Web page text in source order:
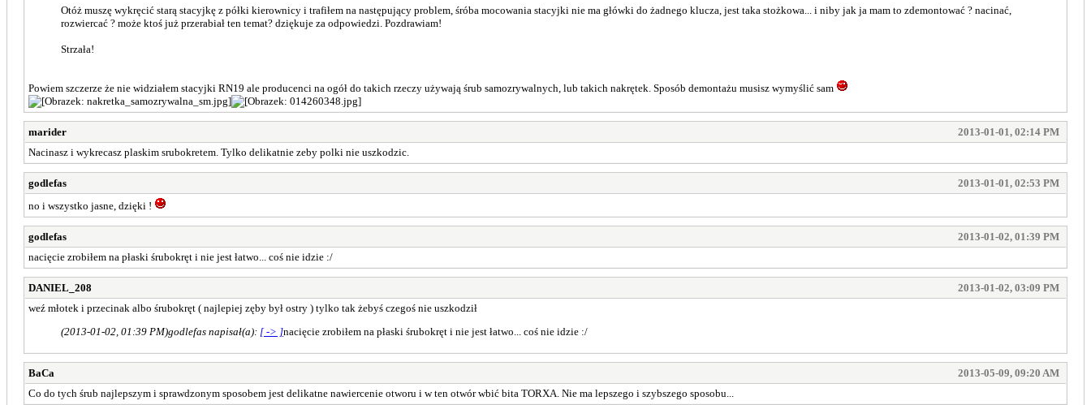
Otóż muszę wykręcić starą stacyjkę z półki kierownicy i trafiłem na następujący problem, śróba mocowania stacyjki nie ma główki do żadnego klucza, jest taka stożkowa... i niby jak ja mam to zdemontować ? nacinać,
rozwiercać ? może ktoś już przerabiał ten temat? dziękuje za odpowiedzi. Pozdrawiam!
Strzała!
Powiem szczerze że nie widziałem stacyjki RN19 ale producenci na ogół do takich rzeczy używają śrub samozrywalnych, lub takich nakrętek. Sposób demontażu musisz wymyślić sam
marider
2013-01-01, 02:14 PM
Nacinasz i wykrecasz plaskim srubokretem. Tylko delikatnie zeby polki nie uszkodzic.
godlefas
2013-01-01, 02:53 PM
no i wszystko jasne, dzięki !
godlefas
2013-01-02, 01:39 PM
nacięcie zrobiłem na płaski śrubokręt i nie jest łatwo... coś nie idzie :/
DANIEL_208
2013-01-02, 03:09 PM
weź młotek i przecinak albo śrubokręt ( najlepiej zęby był ostry ) tylko tak żebyś czegoś nie uszkodził
(2013-01-02, 01:39 PM)godlefas napisał(a): [ -> ]nacięcie zrobiłem na płaski śrubokręt i nie jest łatwo... coś nie idzie :/
BaCa
2013-05-09, 09:20 AM
Co do tych śrub najlepszym i sprawdzonym sposobem jest delikatne nawiercenie otworu i w ten otwór wbić bita TORXA. Nie ma lepszego i szybszego sposobu...